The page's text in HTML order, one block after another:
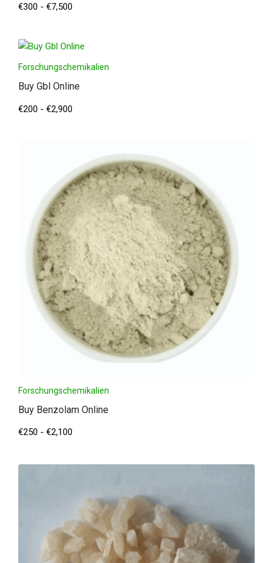
€300 - €7,500
Forschungschemikalien
Buy Gbl Online
€200 - €2,900
Forschungschemikalien
Buy Benzolam Online
€250 - €2,100